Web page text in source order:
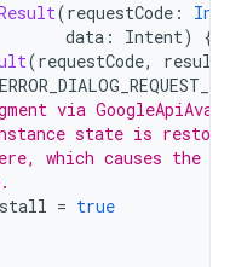
(requestCode : Int
data : Intent)
{
(requestCode,
via
state is
which causes the
= true